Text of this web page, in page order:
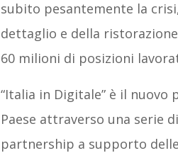
subito pesantemente la
dettaglio e della
60 milioni di posizioni
“Italia in Digitale” è il nuovo
Paese attraverso una serie
partnership a supporto